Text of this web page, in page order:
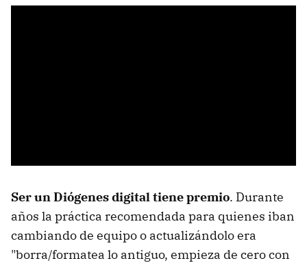
Ser un Diógenes digital tiene premio. Durante
años la práctica recomendada para quienes iban
cambiando de equipo o actualizándolo era
"borra/formatea lo antiguo, empieza de cero con